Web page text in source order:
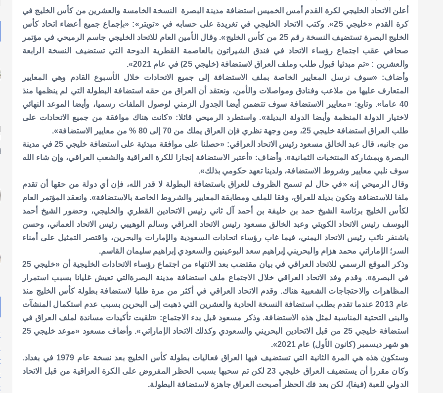
e
b
o
o
k
it
te
r
ai
l
at
s
A
p
p
ar
e
أعلن الاتحاد الخليجي لكرة القدم أمس الخميس استضافة مدينة البصرة النسخة الخامسة والعشرين من كأس الخليج في
كرة القدم «خليجي 25».
وكتب الاتحاد الخليجي في تغريدة على حسابه في «تويتر»: «بإجماع جميع أعضاء اتحاد كأس
الخليج البصرة تستضيف النسخة رقم 25 من كأس الخليج».
وقال الأمين العام للاتحاد الخليجي جاسم الرميحي في مؤتمر
صحافي عقب اجتماع رؤساء الاتحاد في فندق الشيراتون بالعاصمة القطرية الدوحة التي تستضيف النسخة الرابعة
والعشرين : «تم مبدئيا قبول طلب وملف العراق لاستضافة (خليجي 25) في عام 2021».
وأضاف: «سوف نرسل المعايير الخاصة بملف الاستضافة إلى جميع الاتحادات خلال الأسبوع القادم وهي المعايير
المتعارف عليها من ملاعب وفنادق ومواصلات والأمن، ونعتقد أن العراق من حقه استضافة البطولة التي لم ينظمها منذ
40 عاما».
وتابع: «معايير الاستضافة سوف تتضمن أيضا الجدول الزمني لوصول الملفات رسميا، وأيضا الموعد النهائي
لاختيار الدولة المنظمة وأيضا الدولة البديلة». واستطرد الرميحي قائلا: «كانت هناك موافقة من جميع الاتحادات على
طلب العراق استضافة خليجي 25، ومن وجهة نظري فإن العراق يملك من 70 إلى 80 % من معايير الاستضافة».
من جانبه، قال عبد الخالق مسعود رئيس الاتحاد العراقي: «حصلنا على موافقة مبدئية على استضافة خليجي 25 في مدينة
البصرة وبمشاركة المنتخبات الثمانية». وأضاف: «أعتبر الاستضافة إنجازا للكرة العراقية والشعب العراقي، وإن شاء الله
سوف نلبي معايير وشروط الاستضافة، ولدينا تعهد حكومي بذلك».
وقال الرميحي إنه «في حال لم تسمح الظروف للعراق باستضافة البطولة لا قدر الله، فإن أي دولة من حقها أن تقدم
ملفا للاستضافة وتكون بديلة للعراق، وفقا للملف ومطابقة المعايير والشروط الخاصة بالاستضافة». وانعقد المؤتمر العام
لكأس الخليج برئاسة الشيخ حمد بن خليفة بن أحمد آل ثاني رئيس الاتحادين القطري والخليجي، وحضور الشيخ أحمد
اليوسف رئيس الاتحاد الكويتي وعبد الخالق مسعود رئيس الاتحاد العراقي وسالم الوهيبي رئيس الاتحاد العماني، وحسن
باشنفر نائب رئيس الاتحاد اليمني، فيما غاب رؤساء اتحادات السعودية والإمارات والبحرين، واقتصر التمثيل على أمناء
السر؛ الإماراتي محمد هزام والبحريني إبراهيم سعد البوعينين والسعودي إبراهيم سليمان القاسم.
وذكر الموقع الرسمي للاتحاد العراقي في بيان مقتضب بعد الانتهاء من اجتماع رؤساء الاتحادات الخليجية أن «خليجي 25
في البصرة». وقدم وفد الاتحاد العراقي خلال الاجتماع ملف استضافة مدينة البصرةالتي تعيش غليانا بسبب استمرار
المظاهرات والاحتجاجات الشعبية هناك. وقدم الاتحاد العراقي في أكثر من مرة طلبا لاستضافة بطولة كأس الخليج منذ
عام 2013 عندما تقدم بطلب استضافة النسخة الحادية والعشرين التي ذهبت إلى البحرين بسبب عدم استكمال المنشآت
والبنى التحتية المناسبة لمثل هذه الاستضافة. وذكر مسعود قبل بدء الاجتماع: «تلقيت تأكيدات مساندة لملف العراق في
استضافة خليجي 25 من قبل الاتحادين البحريني والسعودي وكذلك الاتحاد الإماراتي». وأضاف مسعود «موعد خليجي 25
هو شهر ديسمبر (كانون الأول) عام 2021».
وستكون هذه هي المرة الثانية التي تستضيف فيها العراق فعاليات بطولة كأس الخليج بعد نسخة عام 1979 في بغداد.
وكان مقررا أن يستضيف العراق خليجي 23 لكن تم سحبها بسبب الحظر المفروض على الكرة العراقية من قبل الاتحاد
الدولي للعبة (فيفا)، لكن بعد فك الحظر أصبحت العراق جاهزة لاستضافة البطولة.